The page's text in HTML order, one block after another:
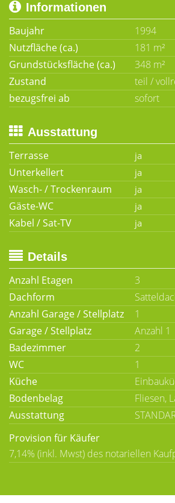
Informationen
Baujahr
1994
Nutzfläche (ca.)
181 m²
Grundstücksfläche (ca.)
348 m²
Zustand
teil /
bezugsfrei ab
sofort
Ausstattung
Terrasse
Unterkellert
Wasch- / Trockenraum
Gäste-WC
Kabel / Sat-TV
Details
Anzahl Etagen
3
Dachform
Anzahl Garage / Stellplatz
1
Garage / Stellplatz
Anzahl 1
Badezimmer
2
WC
1
Küche
Bodenbelag
Fliesen,
Ausstattung
Provision für Käufer
7,14% (inkl. Mwst) des notariellen